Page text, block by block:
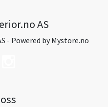
AS
- Powered byMystore.no